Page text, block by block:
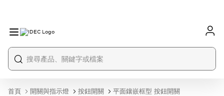
首頁 開關與指示燈 按鈕開關
平面鑲嵌框型 按鈕開關